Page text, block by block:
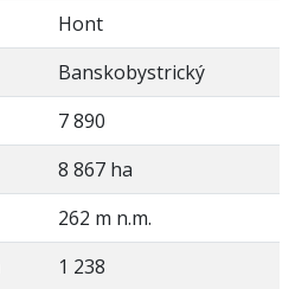
Hont
Banskobystrický
7 890
8 867 ha
262 m n.m.
1 238